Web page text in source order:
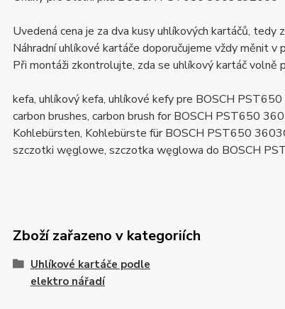
Uvedená cena je za dva kusy uhlíkových kartáčů, tedy
Náhradní uhlíkové kartáče doporučujeme vždy měnit
Při montáži zkontrolujte, zda se uhlíkový kartáč volně
kefa, uhlíkový kefa, uhlíkové kefy pre BOSCH
carbon brushes, carbon brush for BOSCH PST650
Kohlebürsten, Kohlebürste für BOSCH PST650
szczotki węglowe, szczotka węglowa do BOSCH
Zboží zařazeno v kategoriích
Uhlíkové kartáče podle
elektro nářadí